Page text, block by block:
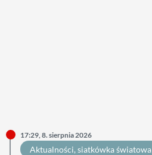
17:29, 8. sierpnia 2026
Aktualności, siatkówka światowa